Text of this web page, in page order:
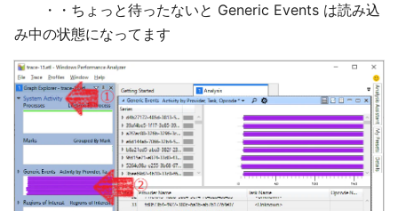
・・ちょっと待ったないと Generic Events は読み込
み中の状態になってます